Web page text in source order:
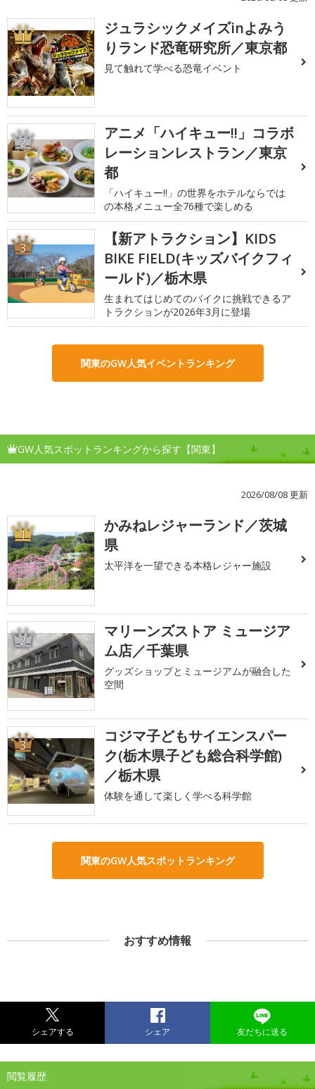
1
ジュラシックメイズinよみう
りランド恐竜研究所／東京都
見て触れて学べる恐竜イベント
2
アニメ「ハイキュー!!」コラボ
レーションレストラン／東京
都
「ハイキュー!!」の世界をホテルならでは
の本格メニュー全76種で楽しめる
3
【新アトラクション】KIDS
BIKE FIELD(キッズバイクフィ
ールド)／栃木県
生まれてはじめてのバイクに挑戦できるア
トラクションが2026年3月に登場
関東のGW人気イベントランキング
GW人気スポットランキングから探す【関東】
2026/08/08 更新
1
かみねレジャーランド／茨城
県
太平洋を一望できる本格レジャー施設
2
マリーンズストア ミュージア
ム店／千葉県
グッズショップとミュージアムが融合した
空間
3
コジマ子どもサイエンスパー
ク(栃木県子ども総合科学館)
／栃木県
体験を通して楽しく学べる科学館
関東のGW人気スポットランキング
おすすめ情報
シェアする シェア 友だちに送る
閲覧履歴